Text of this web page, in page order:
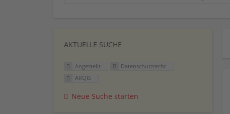
AKTUELLE SUCHE
Angestellt
Datenschutzrecht
ARQIS
Neue Suche starten